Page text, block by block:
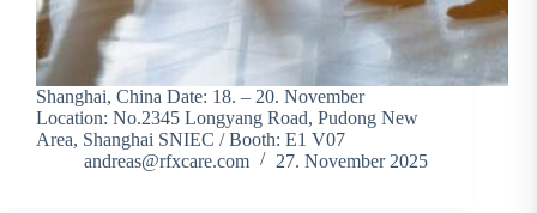
Shanghai, China Date: 18. – 20. November
Location: No.2345 Longyang Road, Pudong New
Area, Shanghai SNIEC / Booth: E1 V07
andreas@rfxcare.com
27. November 2025